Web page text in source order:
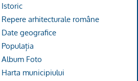
Istoric
Repere arhitecturale române
Date geografice
Populația
Album Foto
Harta municipiului